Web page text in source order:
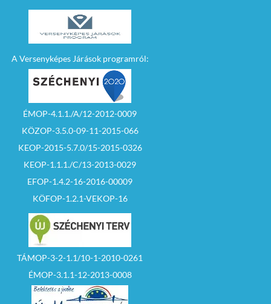
A Versenyképes Járások programról:
ÉMOP-4.1.1./A/12-2012-0009
KÖZOP-3.5.0-09-11-2015-066
KEOP-2015-5.7.0/15-2015-0326
KEOP-1.1.1./C/13-2013-0029
EFOP-1.4.2-16-2016-00009
KÖFOP-1.2.1-VEKOP-16
TÁMOP-3-2-1.1/10-1-2010-0261
ÉMOP-3.1.1-12-2013-0008